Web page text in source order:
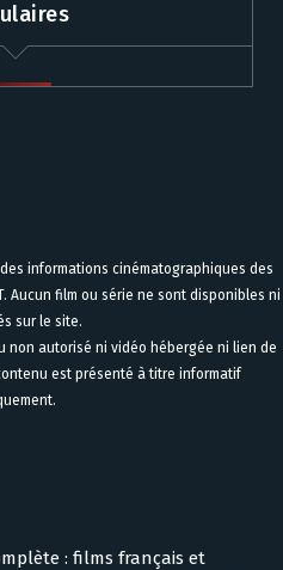
informations cinématographiques des
Aucun film ou série ne sont disponibles ni
sur le site.
non autorisé ni vidéo hébergée ni lien de
est présenté à titre informatif
: films français et